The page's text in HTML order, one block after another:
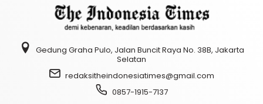
Gedung Graha Pulo, Jalan Buncit Raya No. 38B, Jakarta
Selatan
redaksitheindonesiatimes@gmail.com
0857-1915-7137